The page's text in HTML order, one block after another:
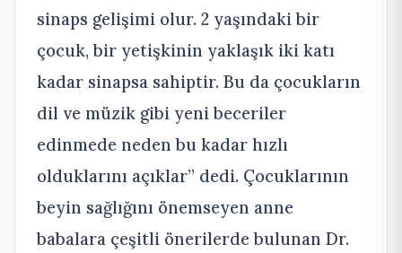
sinaps gelişimi olur. 2 yaşındaki bir
çocuk, bir yetişkinin yaklaşık iki katı
kadar sinapsa sahiptir. Bu da çocukların
dil ve müzik gibi yeni beceriler
edinmede neden bu kadar hızlı
olduklarını açıklar” dedi. Çocuklarının
beyin sağlığını önemseyen anne
babalara çeşitli önerilerde bulunan Dr.